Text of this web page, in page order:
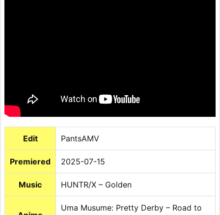
Edit PantsAMV
Premiered 2025-07-15
Music HUNTR/X – Golden
Uma Musume: Pretty Derby – Road to